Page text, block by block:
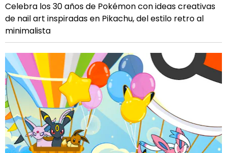
Celebra los 30 años de Pokémon con ideas creativas
de nail art inspiradas en Pikachu, del estilo retro al
minimalista